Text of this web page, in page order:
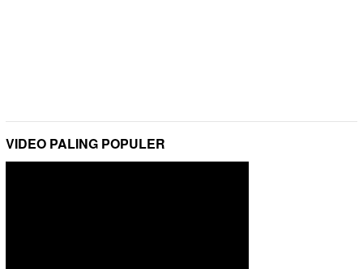
VIDEO PALING POPULER